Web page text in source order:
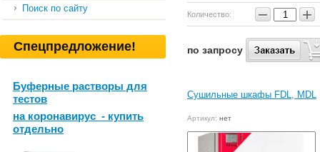
Количество: − +
по запросу
Сушильные шкафы FDL, MDL
Артикул: нет
Поиск по сайту
Спецпредложение!
Буферные растворы для
тестов
на коронавирус - купить
отдельно